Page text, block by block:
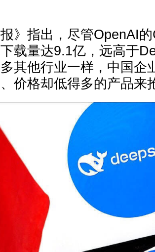
报》指出，尽管OpenAI
载量达9.1亿，远高于
其他行业一样，中国企
价格却低得多的产品来